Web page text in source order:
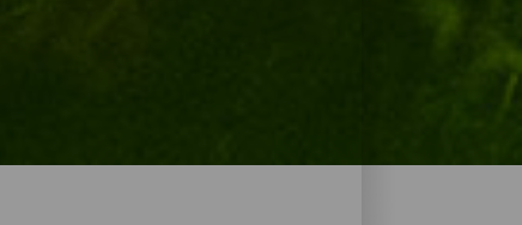
lockt das zerklüftete
und Terrassenfeldern führen.
Gomeras und plane deine Reise